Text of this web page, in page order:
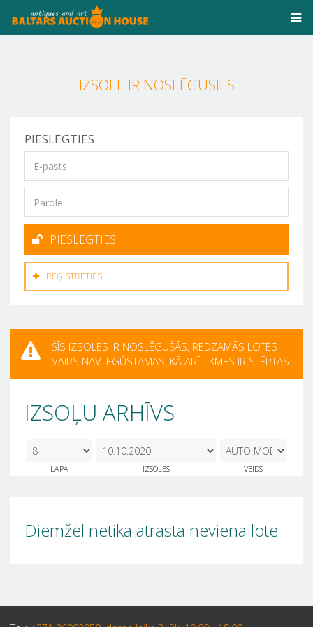
IZSOLE IR NOSLĒGUSIES
PIESLĒGTIES
PIESLĒGTIES
REĢISTRĒTIES
ŠĪS IZSOLES IR NOSLĒGUŠĀS, REDZAMĀS LOTES
VAIRS NAV IEGŪSTAMAS, KĀ ARĪ LIKMES IR SLĒPTAS.
IZSOĻU ARHĪVS
LAPĀ
10.10.2020
IZSOLES VEIDS
Diemžēl netika atrasta neviena lote